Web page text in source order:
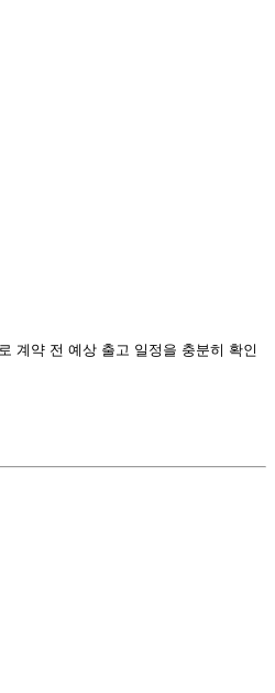
계약 전 예상 출고 일정을 충분히 확인